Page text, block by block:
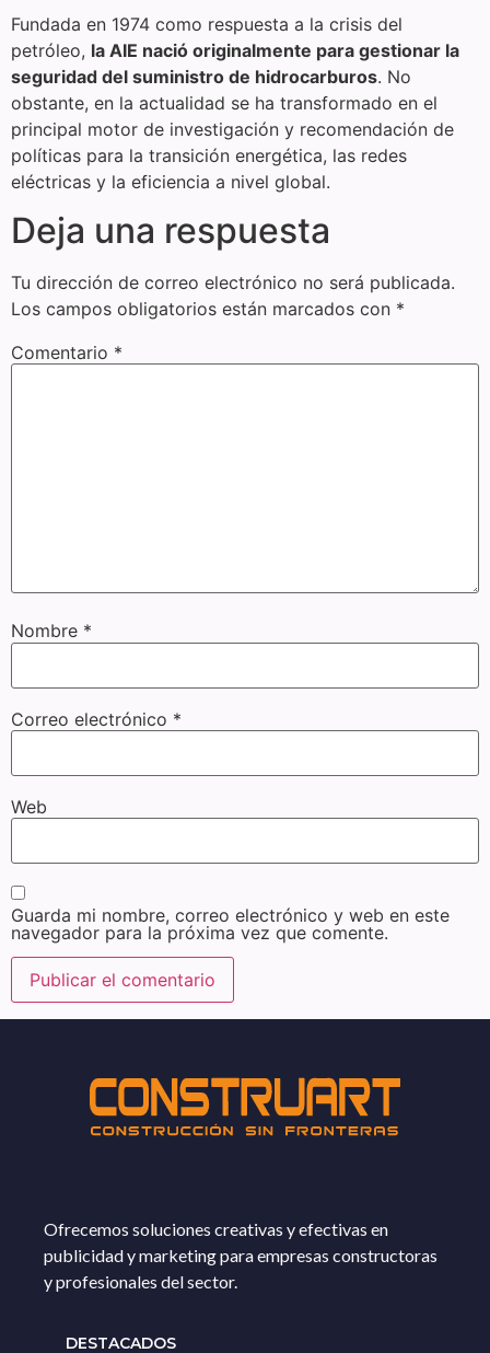
Fundada en 1974 como respuesta a la crisis del
petróleo, la AIE nació originalmente para gestionar la
seguridad del suministro de hidrocarburos. No
obstante, en la actualidad se ha transformado en el
principal motor de investigación y recomendación de
políticas para la transición energética, las redes
eléctricas y la eficiencia a nivel global.
Deja una respuesta
Tu dirección de correo electrónico no será publicada.
Los campos obligatorios están marcados con *
Comentario *
Nombre *
Correo electrónico *
Web
Guarda mi nombre, correo electrónico y web en este
navegador para la próxima vez que comente.
Ofrecemos soluciones creativas y efectivas en
publicidad y marketing para empresas constructoras
y profesionales del sector.
DESTACADOS